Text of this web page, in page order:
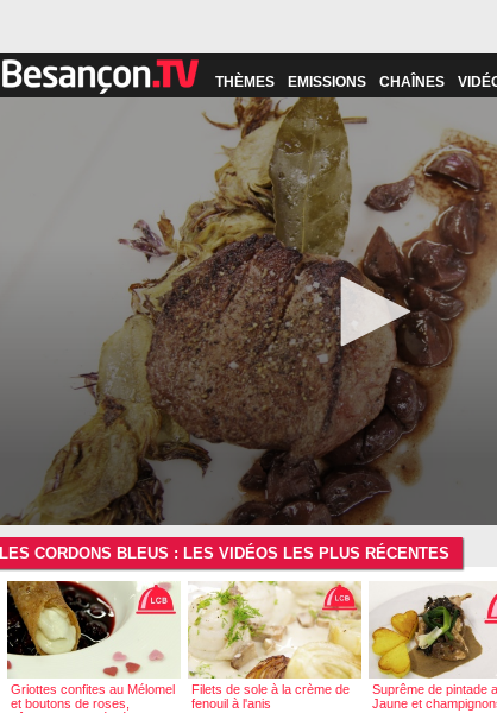
THÈMES EMISSIONS CHAÎNES
LES CORDONS BLEUS : LES VIDÉOS LES PLUS RÉCENTES
Griottes confites au Mélomel
et boutons de roses,
Filets de sole à la crème de
fenouil à l'anis
Suprême de pintade
Jaune et